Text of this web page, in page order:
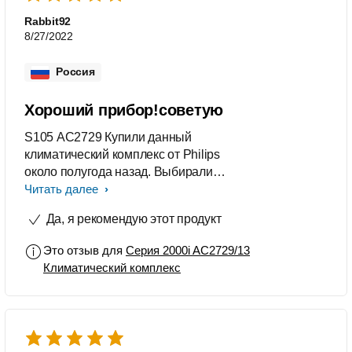
Rabbit92
8/27/2022
Россия
Хороший прибор!советую
S105 AC2729 Купили данный
климатический комплекс от Philips
около полугода назад. Выбирали
между bork и Philips, в итоге
приобретением фильтров нет
увлажнение и очистку, сейчас летом
только очистку. Очень нравится, что
настраивает нужный режим, а при
работе увлажнителя не остаётся
Читать далее
Да, я рекомендую этот продукт
Это отзыв для Серия 2000i AC2729/13
Климатический комплекс